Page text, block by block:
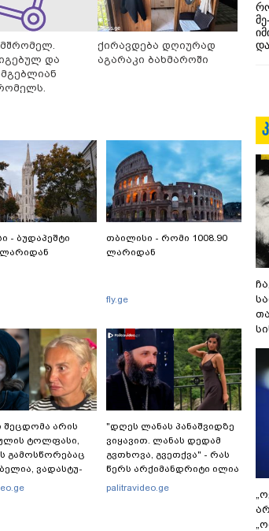
და
ქირავდება დღიურად
აგარაკი ბახმაროში
- ბუდაპეშტი
ლარიდან
თბილისი - რომი 1008.90
ლარიდან
fly.ge
შეცდომა არის
ტოლფასი,
გა­მოს­წო­რე­ბაც
ვა­დას­ტუ­
თქვენ­და­მი
"დღეს ლანას პანაშვიდზე
ვიყავით. ლანას დედამ
გვთხოვა, გვეთქვა" - რას
წერს არქიმანდრიტი ილია
თოლორაია სოციალურ
palitravideo.ge